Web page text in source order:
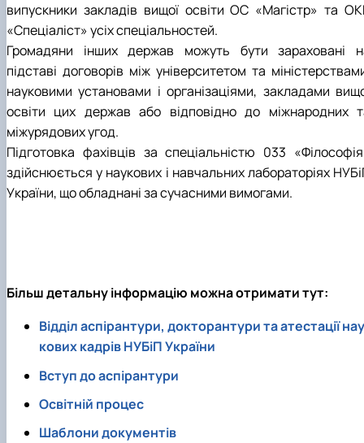
випускники закладів вищої освіти ОС «Магістр» та
«Спеціаліст» усіх спеціальностей.
Громадяни інших держав можуть бути зараховані
підставі договорів між університетом та
науковими установами і організаціями, закладами
освіти цих держав або відповідно до міжнародних
міжурядових угод.
Підготовка фахівців за спеціальністю 033
здійснюється у наукових і навчальних лабораторіях
України, що обладнані за сучасними вимогами.
Більш детальну інформацію можна отримати тут:
Відділ аспірантури, докторантури та атестації нау
кових кадрів НУБіП України
Вступ до аспірантури
Освітній процес
Шаблони документів